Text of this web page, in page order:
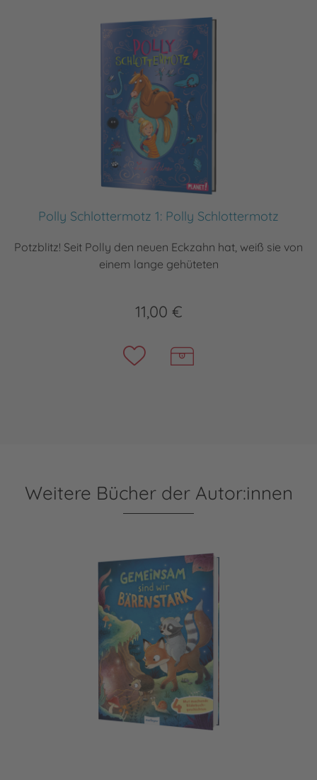
Polly Schlottermotz 1: Polly Schlottermotz
Potzblitz! Seit Polly den neuen Eckzahn hat, weiß sie von
einem lange gehüteten
11,00 €
Weitere Bücher der Autor:innen
Gemeinsam sind wir bärenstark